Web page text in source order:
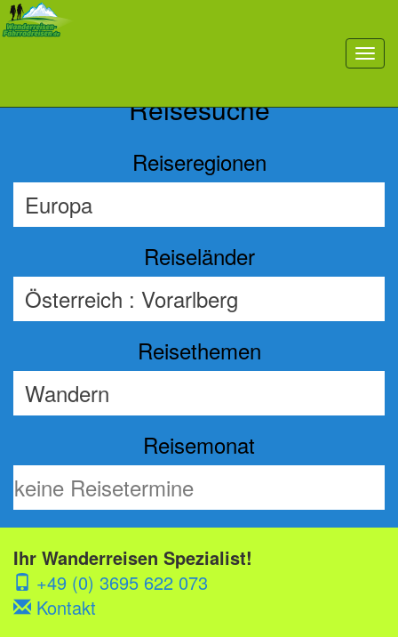
toggle
Reisesuche
Reiseregionen
Reiseländer
Reisethemen
Reisemonat
Ihr Wanderreisen Spezialist!
+49 (0) 3695 622 073
Kontakt